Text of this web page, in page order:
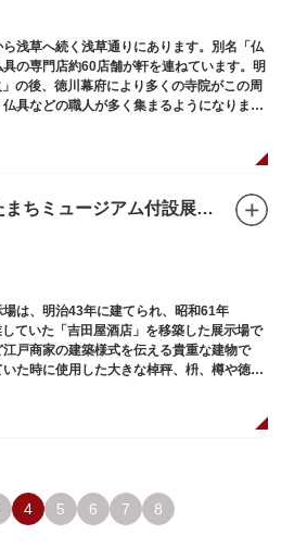
浅草へ続く浅草通りにあります。別名「仏
の専門店約60店舗が軒を連ねています。明
の後、徳川幕府により多くの寺院がこの周
具などの職人が多く集まるようになりまし
したまちミュージアム付設展示場（旧吉田屋酒店）
は、明治43年に建てられ、昭和61年
ていた「吉田屋酒店」を移築した展示場で
戸商家の建築様式を伝える貴重な建物で
た時に使用した大きな棹秤、枡、樽や徳
展示しています。
4 5 6 7 8